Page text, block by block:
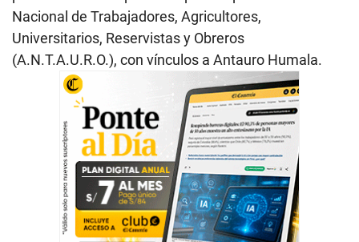
Nacional de Trabajadores, Agricultores,
Universitarios, Reservistas y Obreros
(A.N.T.A.U.R.O.), con vínculos a Antauro Humala.